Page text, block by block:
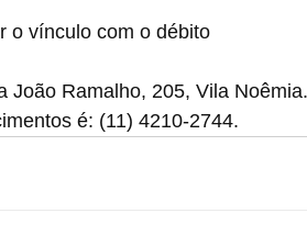
o vínculo com o débito
João Ramalho, 205, Vila
é: (11) 4210-2744.